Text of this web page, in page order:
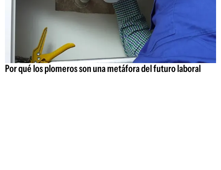
Por qué los plomeros son una metáfora del futuro laboral